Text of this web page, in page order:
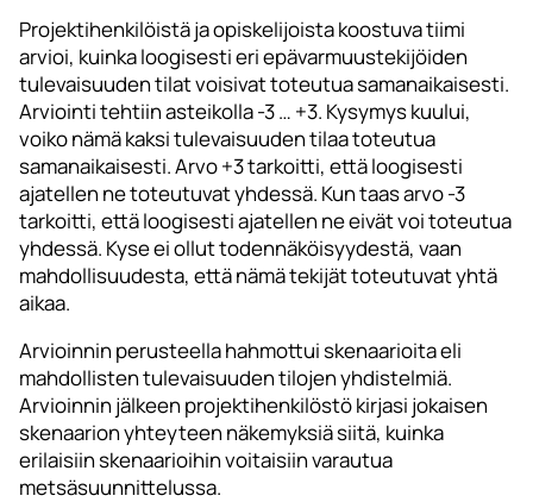
Projektihenkilöistä ja opiskelijoista koostuva tiimi
arvioi, kuinka loogisesti eri epävarmuustekijöiden
tulevaisuuden tilat voisivat toteutua samanaikaisesti.
Arviointi tehtiin asteikolla -3 … +3. Kysymys kuului,
voiko nämä kaksi tulevaisuuden tilaa toteutua
samanaikaisesti. Arvo +3 tarkoitti, että loogisesti
ajatellen ne toteutuvat yhdessä. Kun taas arvo -3
tarkoitti, että loogisesti ajatellen ne eivät voi toteutua
yhdessä. Kyse ei ollut todennäköisyydestä, vaan
mahdollisuudesta, että nämä tekijät toteutuvat yhtä
aikaa.
Arvioinnin perusteella hahmottui skenaarioita eli
mahdollisten tulevaisuuden tilojen yhdistelmiä.
Arvioinnin jälkeen projektihenkilöstö kirjasi jokaisen
skenaarion yhteyteen näkemyksiä siitä, kuinka
erilaisiin skenaarioihin voitaisiin varautua
metsäsuunnittelussa.